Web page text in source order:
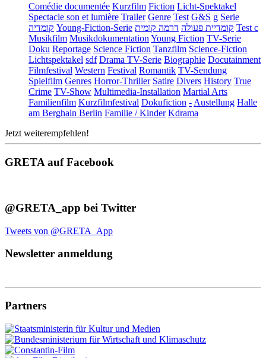
Comédie documentée Kurzfilm Fiction Licht-Spektakel
Spectacle son et lumière Trailer Genre Test G&S g Serie
קומדיה Young-Fiction-Serie קומדיית פעולה דרמה קומית
Test c
Musikfilm Musikdokumentation Young Fiction TV-Serie
Doku Reportage Science Fiction Tanzfilm Science-Fiction
Lichtspektakel sdf Drama TV-Serie Biographie Docutainment
Filmfestival Western Festival Romantik TV-Sendung
Spielfilm Genres Horror-Thriller Satire Divers History True
Crime TV-Show Multimedia-Installation Martial Arts
Familienfilm Kurzfilmfestival Dokufiction - Austellung Halle
am Berghain Berlin Familie / Kinder Kdrama
Jetzt weiterempfehlen!
GRETA auf Facebook
@GRETA_app bei Twitter
Tweets von @GRETA_App
Newsletter anmeldung
Partners